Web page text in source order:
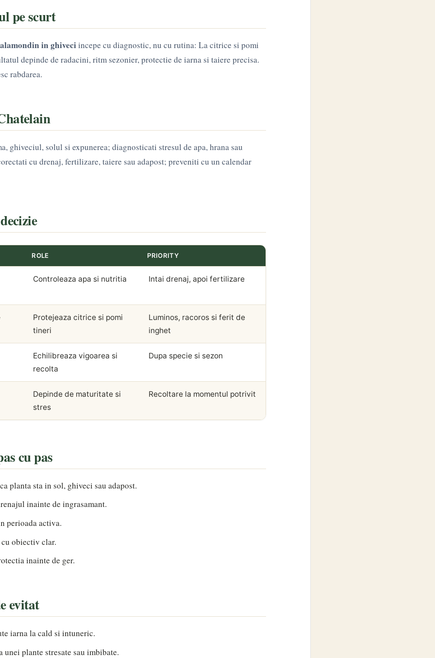
pe scurt
in ghiveciincepe cu diagnostic, nu cu rutina: La citrice si pomi
depinde de radacini, ritm sezonier, protectie de iarna si taiere precisa.
rabdarea.
ghiveciul, solul si expunerea; diagnosticati stresul de apa, hrana sau
cu drenaj, fertilizare, taiere sau adapost; preveniti cu un calendar
ROLE PRIORITY
Controleaza apa si nutritia Intai drenaj, apoi fertilizare
Protejeaza citrice si pomi
tineri
Luminos, racoros si ferit de
inghet
Echilibreaza vigoarea si
recolta
Dupa specie si sezon
Depinde de maturitate si
stres
Recoltare la momentul potrivit
cu pas
planta sta in sol, ghiveci sau adapost.
inainte de ingrasamant.
perioada activa.
obiectiv clar.
inainte de ger.
evitat
iarna la cald si intuneric.
unei plante stresate sau imbibate.